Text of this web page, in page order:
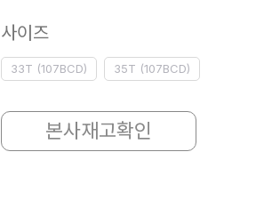
사이즈
33T (107BCD) 35T (107BCD)
본사재고확인